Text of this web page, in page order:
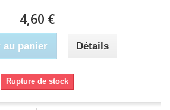
4,60 €
panier Détails
Rupture de stock